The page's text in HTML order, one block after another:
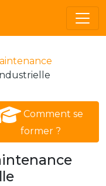
Comment se
former ?